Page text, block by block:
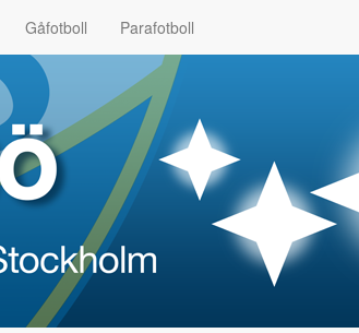
Gåfotboll Parafotboll